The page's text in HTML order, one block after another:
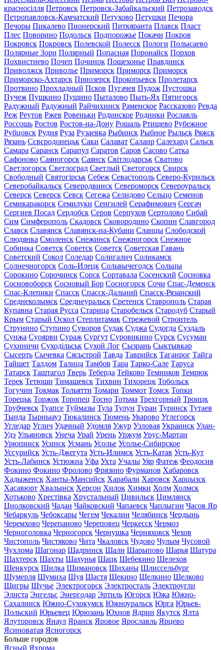
красносілля Петровск Петровск-Забайкальский Петрозаводск
Петропавловск-Камчатский Петухово Петушки Печора
Печоры Пикалево Пионерский Питкяранта Плавск Пласт
Плес Поворино Подольск Подпорожье Покачи Покров
Покровск Покровск Полевской Полесск Пологи Полысаево
Полярные Зори Полярный Попасная Поронайск Порхов
Похвистнево Почеп Починок Пошехонье Правдинск
Приволжск Приволье Приморск Приморск Приморск
Приморско-Ахтарск Приозерск Прокопьевск Пролетарск
Протвино Прохладный Псков Пугачев Пудож Пустошка
Пучеж Пушкино Пущино Пыталово Пыть-Ях Пятигорск
Радужный Радужный Райчихинск Раменское Рассказово Ревда
Реж Реутов Ржев Ровеньки Родинское Родники Рославль
Россошь Ростов Ростов-на-Дону Рошаль Ртищево Рубежное
Рубцовск Рудня Руза Рузаевка Рыбинск Рыбное Рыльск Ряжск
Рязань Сєвєродонецьк Саки Салават Салаир Салехард Сальск
Самара Саранск Сарапул Саратов Саров Сасово Сатка
Сафоново Саяногорск Саянск Світлодарськ Сватово
Светлогорск Светлоград Светлый Светогорск Свирск
Свободный Святогірськ Себеж Севастополь Северо-Курильск
Северобайкальск Северодвинск Североморск Североуральск
Северск Северск Севск Сегежа Селидово Сельцо Семенов
Семикаракорск Семилуки Сенгилей Серафимович Сергач
Сергиев Посад Сердобск Серов Серпухов Сертолово Сибай
Сим Симферополь Скадовск Сковородино Скопин Славгород
Славск Славянск Славянск-на-Кубани Сланцы Слободской
Слюдянка Смоленск Снежинск Снежногорск Снежное
Собинка Советск Советск Советск Советская Гавань
Советский Сокол Соледар Солигалич Соликамск
Солнечногорск Соль-Илецк Сольвычегодск Сольцы
Сорокино Сорочинск Сорск Сортавала Сосенский Сосновка
Сосновоборск Сосновый Бор Сосногорск Сочи Спас-Деменск
Спас-Клепики Спасск Спасск-Дальний Спасск-Рязанский
Среднеколымск Среднеуральск Сретенск Ставрополь Старая
Купавна Старая Русса Старица Старобельск Стародуб Старый
Крым Старый Оскол Стерлитамак Стрежевой Строитель
Струнино Ступино Суворов Судак Суджа Судогда Суздаль
Сунжа Суоярви Сураж Сургут Суровикино Сурск Сусуман
Сухиничи Суходільськ Сухой Лог Сызрань Сыктывкар
Сысерть Сычевка Сясьстрой Тавда Таврийск Таганрог Тайга
Тайшет Талдом Талица Тамбов Тара Тарко-Сале Таруса
Татарск Таштагол Тверь Теберда Тейково Темников Темрюк
Терек Тетюши Тимашевск Тихвин Тихорецк Тобольск
Тогучин Токмак Тольятти Томари Томмот Томск Топки
Торецьк Торжок Торопец Тосно Тотьма Трехгорный Троицк
Трубчевск Туапсе Туймазы Тула Тулун Туран Туринск Тутаев
Тында Тырныауз Тюкалинск Тюмень Уварово Углегорск
Угледар Углич Удачный Удомля Ужур Узловая Украинск Улан-
Удэ Ульяновск Унеча Урай Урень Уржум Урус-Мартан
Урюпинск Усинск Усмань Усолье Усолье-Сибирское
Уссурийск Усть-Джегута Усть-Илимск Усть-Катав Усть-Кут
Усть-Лабинск Устюжна Уфа Ухта Учалы Уяр Фатеж Феодосия
Фокино Фокино Фролово Фрязино Фурманов Хабаровск
Хадыженск Ханты-Мансийск Харабали Харовск Харцызск
Хасавюрт Хвалынск Херсон Хилок Химки Холм Холмск
Хотьково Хрестівка Хрустальный Цивильск Цимлянск
Циолковский Чадан Чайковский Чапаевск Чаплыгин Часов Яр
Чебаркуль Чебоксары Чегем Чекалин Челябинск Чердынь
Черемхово Черепаново Череповец Черкесск Чермоз
Черноголовка Черногорск Чернушка Черняховск Чехов
Чистополь Чистяково Чита Чкаловск Чудово Чулым Чусовой
Чухлома Шагонар Шадринск Шали Шарыпово Шарья Шатура
Шахтерск Шахты Шахунья Шацк Шебекино Шелехов
Шенкурск Шилка Шимановск Шиханы Шлиссельбург
Шумерля Шумиха Шуя Щастя Щекино Щелкино Щелково
Щигры Щучье Электрогорск Электросталь Электроугли
Элиста Энгельс Энергодар Эртиль Югорск Южа Южно-
Сахалинск Южно-Сухокумск Южноуральск Юрга Юрьев-
Польский Юрьевец Юрюзань Юхнов Ядрин Якутск Ялта
Ялуторовск Янаул Яранск Яровое Ярославль Ярцево
Ясиноватая Ясногорск
Больше городов
Ясный Яхрома